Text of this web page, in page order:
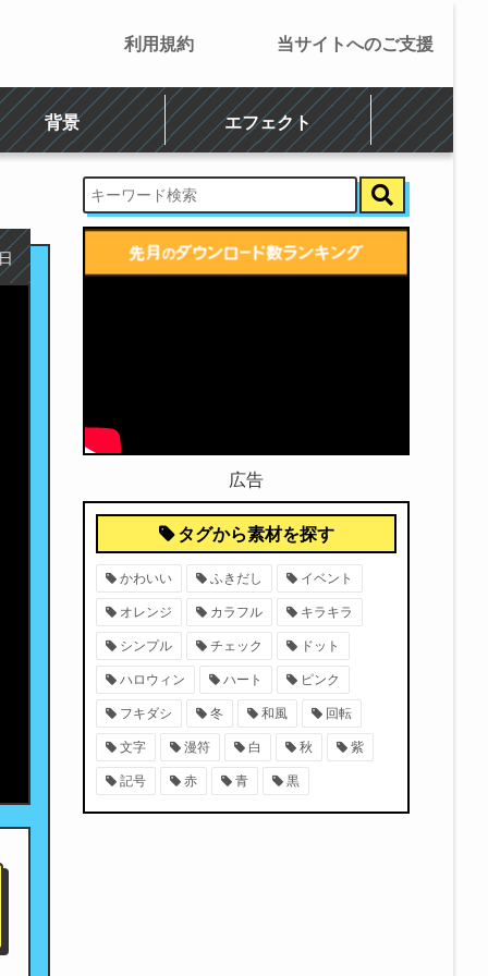
背景 エフェクト
利用規約 当サイトへのご支援
広告
タグから素材を探す
かわいい ふきだし イベント
オレンジ カラフル キラキラ
シンプル チェック ドット
ハロウィン ハート ピンク
フキダシ 冬 和風 回転
文字 漫符 白 秋 紫
記号 赤 青 黒